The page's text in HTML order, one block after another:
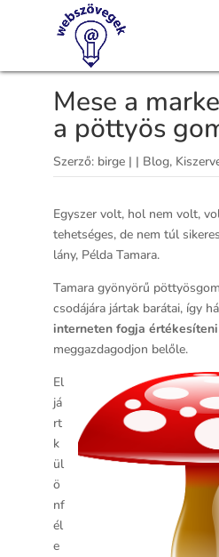
Mese a
a pöttyös
Szerző: birge| | Blog,
Egyszer volt, hol nem volt,
tehetséges, de nem túl
lány, Példa Tamara.
Tamara gyönyörű
csodájára jártak barátai, így
interneten fogja értékesíteni
meggazdagodjon belőle.
El
já
rt
k
ül
ö
nf
él
e